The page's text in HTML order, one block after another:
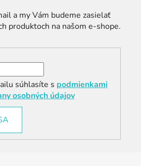
a my Vám budeme zasielať
produktoch na našom e-shope.
súhlasíte s podmienkami
osobných údajov